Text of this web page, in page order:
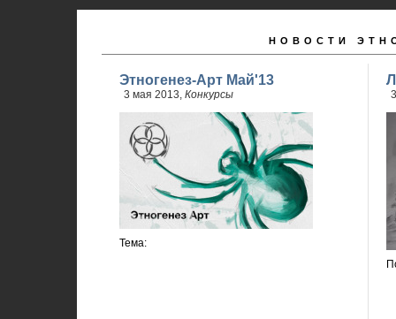
НОВОСТИ
Этногенез-Арт Май'13
3 мая 2013, Конкурсы
Тема: